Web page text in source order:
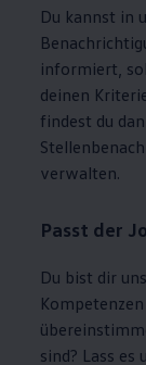
Du kannst in
informiert,
deinen
findest du
verwalten.
Passt der
Du bist dir
sind? Lass es